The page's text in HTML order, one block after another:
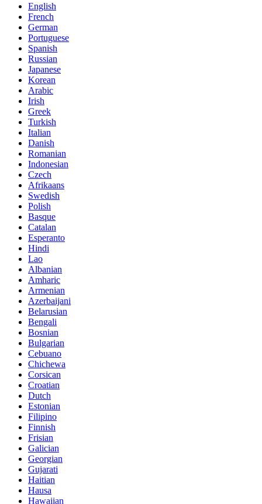
English
French
German
Portuguese
Spanish
Russian
Japanese
Korean
Arabic
Irish
Greek
Turkish
Italian
Danish
Romanian
Indonesian
Czech
Afrikaans
Swedish
Polish
Basque
Catalan
Esperanto
Hindi
Lao
Albanian
Amharic
Armenian
Azerbaijani
Belarusian
Bengali
Bosnian
Bulgarian
Cebuano
Chichewa
Corsican
Croatian
Dutch
Estonian
Filipino
Finnish
Frisian
Galician
Georgian
Gujarati
Haitian
Hausa
Hawaiian